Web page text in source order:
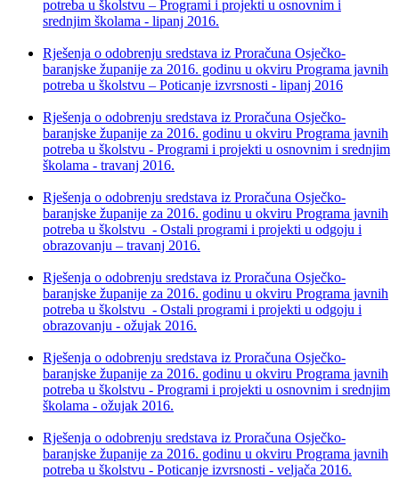
potreba u školstvu – Programi i projekti u osnovnim i
srednjim školama - lipanj 2016.
Rješenja o odobrenju sredstava iz Proračuna Osječko-
baranjske županije za 2016. godinu u okviru Programa javnih
potreba u školstvu – Poticanje izvrsnosti - lipanj 2016
Rješenja o odobrenju sredstava iz Proračuna Osječko-
baranjske županije za 2016. godinu u okviru Programa javnih
potreba u školstvu - Programi i projekti u osnovnim i srednjim
školama - travanj 2016.
Rješenja o odobrenju sredstava iz Proračuna Osječko-
baranjske županije za 2016. godinu u okviru Programa javnih
potreba u školstvu - Ostali programi i projekti u odgoju i
obrazovanju – travanj 2016.
Rješenja o odobrenju sredstava iz Proračuna Osječko-
baranjske županije za 2016. godinu u okviru Programa javnih
potreba u školstvu - Ostali programi i projekti u odgoju i
obrazovanju - ožujak 2016.
Rješenja o odobrenju sredstava iz Proračuna Osječko-
baranjske županije za 2016. godinu u okviru Programa javnih
potreba u školstvu - Programi i projekti u osnovnim i srednjim
školama - ožujak 2016.
Rješenja o odobrenju sredstava iz Proračuna Osječko-
baranjske županije za 2016. godinu u okviru Programa javnih
potreba u školstvu - Poticanje izvrsnosti - veljača 2016.